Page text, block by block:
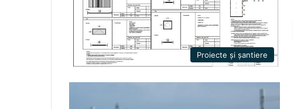
Proiecte și șantiere